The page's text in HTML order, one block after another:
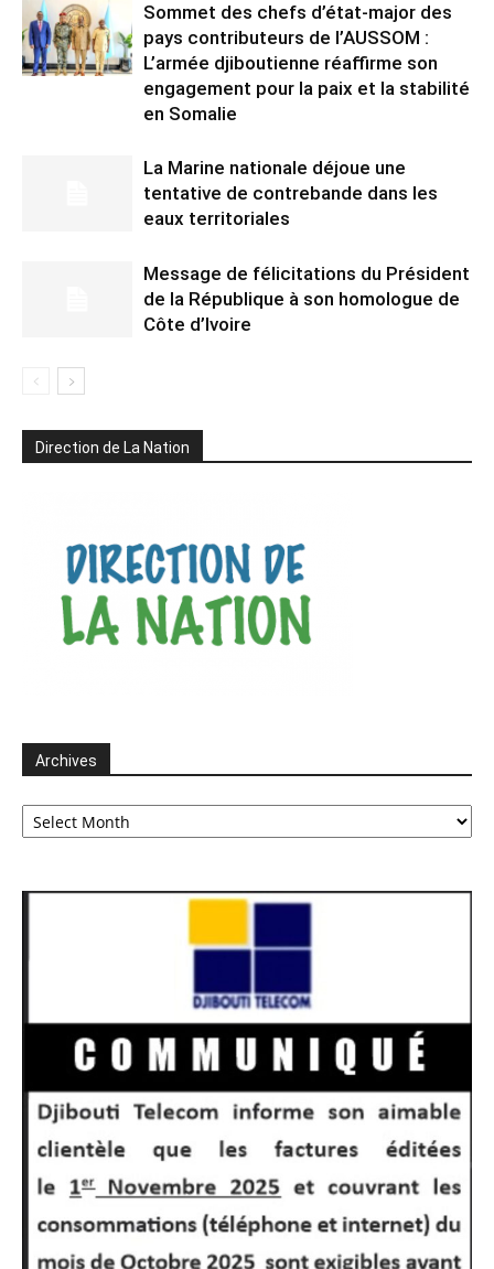
Sommet des chefs d’état-major des
pays contributeurs de l’AUSSOM :
L’armée djiboutienne réaffirme son
engagement pour la paix et la stabilité
en Somalie
La Marine nationale déjoue une
tentative de contrebande dans les
eaux territoriales
Message de félicitations du Président
de la République à son homologue de
Côte d’Ivoire
Direction de La Nation
Archives
Archives